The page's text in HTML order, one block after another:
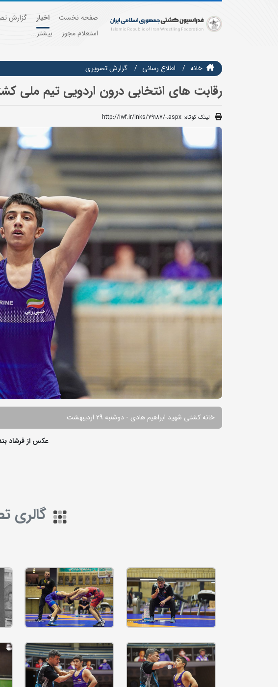
صفحه نخست اخبار گزارش
استعلام مجوز
بیشتر...
خانه اطلاع رسانی گزارش تصويري
رقابت های انتخابی درون اردویی تیم ملی
لینک کوتاه: http://iwf.ir/lnks/79187/-.aspx
خانه کشتی شهید ابراهیم هادی - دوشنبه 29 اردیبهشت
عکس از فرشاد
گالری